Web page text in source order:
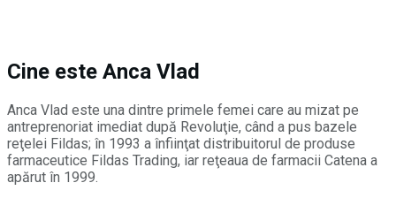
Cine este Anca Vlad
Anca Vlad este una dintre primele femei care au mizat pe
antreprenoriat imediat după Revoluţie, când a pus bazele
reţelei Fildas; în 1993 a înfiinţat distribuitorul de produse
farmaceutice Fildas Trading, iar reţeaua de farmacii Catena a
apărut în 1999.